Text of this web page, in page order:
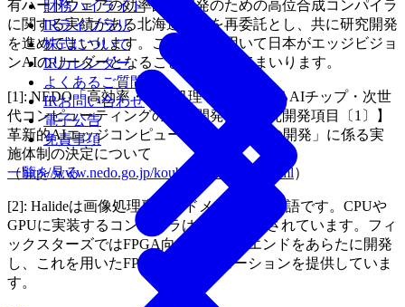
財務ハイライト
IRライブラリ
株式について
IRカレンダー
よくあるご質問
IRお問い合わせ
電子公告
免責事項
一覧を見る
有ハードウェアの効率的な開発のための高位合成コンパイラ
に関する実績がある北海道大学を再委託とし、共に研究開発
を進めてまいります。この成果を用いて日本がエッジビジョ
ンAIのリーダーとなることに貢献してまいります。
[1]: NEDO「高効率・高速処理を可能とするAIチップ・次世
代コンピューティングの技術開発／【研究開発項目〔1〕】
革新的AIエッジコンピューティング技術の開発」に係る実
施体制の決定について
（http://www.nedo.go.jp/koubo/IT3_100066.html）
[2]: Halideは画像処理専用のドメイン固有言語です。CPUや
GPUに実装するコンパイラはOSSで提供されています。フィ
ックスターズではFPGA向けのバックエンドをあらたに開発
し、これを用いたFPGA開発ソリューションを提供していま
す。